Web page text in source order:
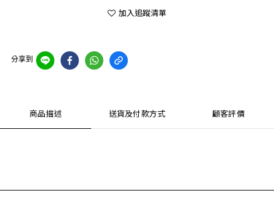
加入追蹤清單
分享到
商品描述 送貨及付款方式 顧客評價